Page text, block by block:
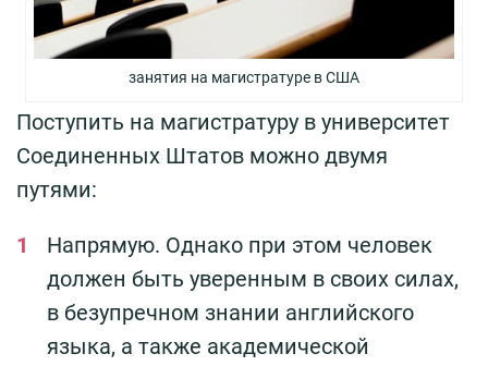
занятия на магистратуре в США
Поступить на магистратуру в университет
Соединенных Штатов можно двумя
путями:
Напрямую. Однако при этом человек
должен быть уверенным в своих силах,
в безупречном знании английского
языка, а также академической